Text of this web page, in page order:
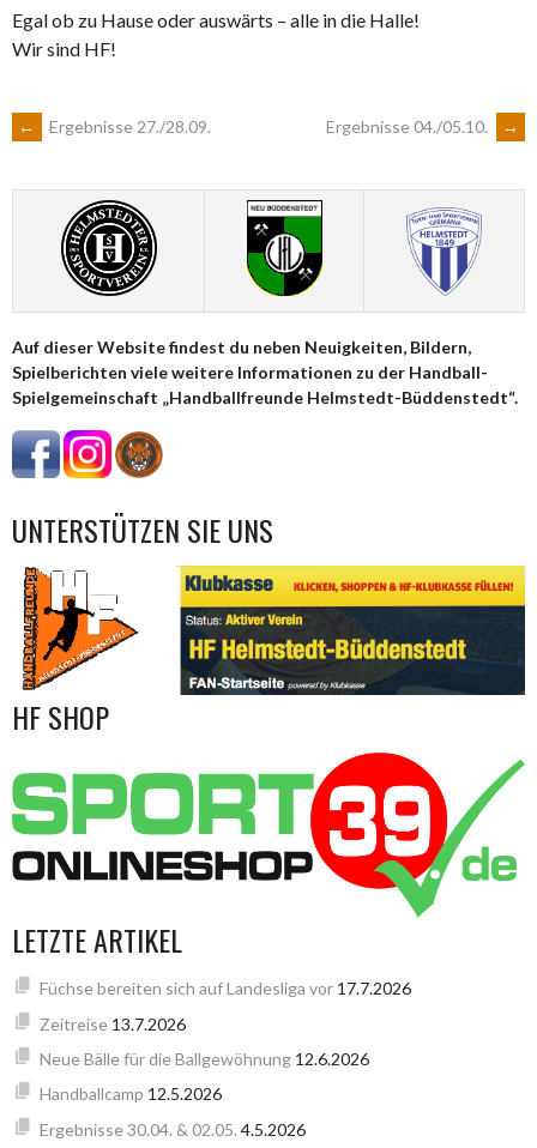
Egal ob zu Hause oder auswärts – alle in die Halle!
Wir sind HF!
ARTIKEL-
NAVIGATION
← Ergebnisse 27./28.09. Ergebnisse 04./05.10. →
Auf dieser Website findest du neben Neuigkeiten, Bildern,
Spielberichten viele weitere Informationen zu der Handball-
Spielgemeinschaft „Handballfreunde Helmstedt-Büddenstedt“.
UNTERSTÜTZEN SIE UNS
HF SHOP
LETZTE ARTIKEL
Füchse bereiten sich auf Landesliga vor 17.7.2026
Zeitreise 13.7.2026
Neue Bälle für die Ballgewöhnung 12.6.2026
Handballcamp 12.5.2026
Ergebnisse 30.04. & 02.05. 4.5.2026